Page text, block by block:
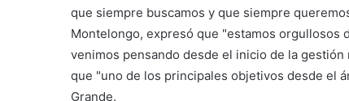
que siempre buscamos y que siempre
Montelongo, expresó que "estamos orgullosos
venimos pensando desde el inicio de la
que "uno de los principales objetivos desde el
Grande.